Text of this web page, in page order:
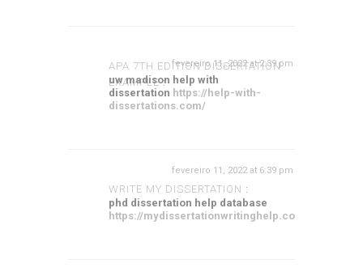
APA 7TH EDITION DISSERTATION
EXAMPLE:
fevereiro 11, 2022 at 2:39 pm
uw madison help with
dissertation https://help-with-
dissertations.com/
WRITE MY DISSERTATION :
fevereiro 11, 2022 at 6:39 pm
phd dissertation help database
https://mydissertationwritinghelp.com/